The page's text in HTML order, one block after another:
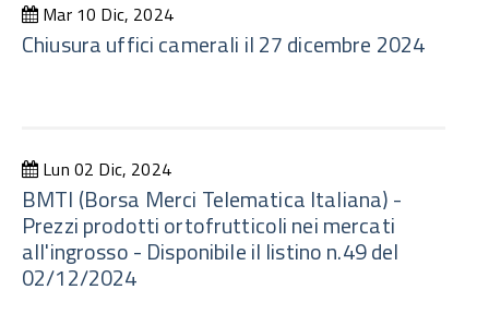
Mar 10 Dic, 2024
Chiusura uffici camerali il 27 dicembre 2024
Lun 02 Dic, 2024
BMTI (Borsa Merci Telematica Italiana) -
Prezzi prodotti ortofrutticoli nei mercati
all'ingrosso - Disponibile il listino n.49 del
02/12/2024